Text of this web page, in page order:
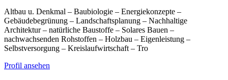
Altbau u. Denkmal – Baubiologie – Energiekonzepte –
Gebäudebegrünung – Landschaftsplanung – Nachhaltige
Architektur – natürliche Baustoffe – Solares Bauen –
nachwachsenden Rohstoffen – Holzbau – Eigenleistung –
Selbstversorgung – Kreislaufwirtschaft – Tro
Profil ansehen